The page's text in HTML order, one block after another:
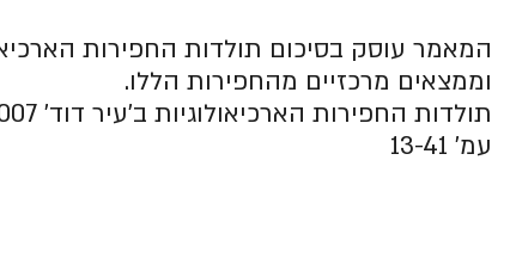
וממצאים מרכזיים מהחפירות הללו.
עמ' 13-41